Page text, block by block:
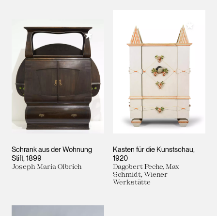
Schrank aus der Wohnung
Stift 1899
Joseph Maria Olbrich
Meiner Sammlung hinzufügen
Kasten für die Kunstschau
1920
Dagobert Peche, Max
Schmidt, Wiener
Werkstätte
Meiner